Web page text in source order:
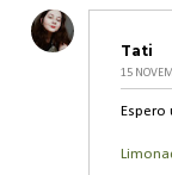
Tati
15